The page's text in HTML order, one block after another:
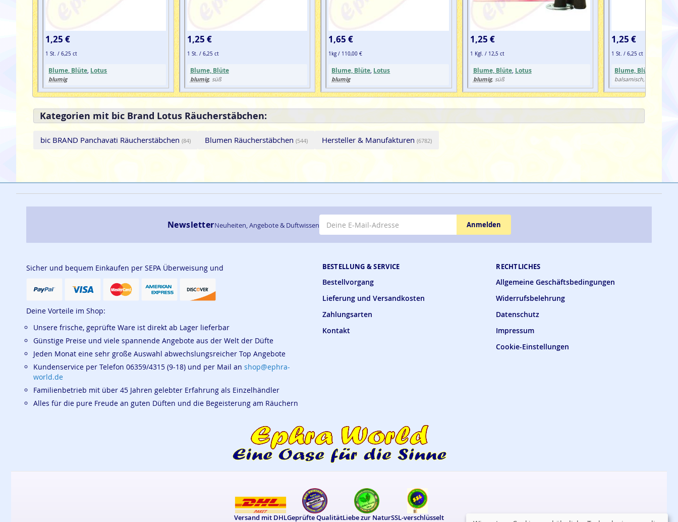
1,25 €
1 St. / 6,25 ct
Blume, Blüte Lotus
blumig
1,25 €
1 St. / 6,25 ct
Blume, Blüte
blumig, süß
1,65 €
1kg / 110,00 €
Blume, Blüte Lotus
blumig
1,25 €
1 Kgl. / 12,5 ct
Blume, Blüte, Lotus
blumig, süß
1,25 €
1 St. / 6,25 ct
Blume, Blüte
balsamisch,
Kategorien mit bic Brand Lotus Räucherstäbchen:
bic BRAND Panchavati Räucherstäbchen (84) Blumen Räucherstäbchen (544) Hersteller & Manufakturen (6782)
BESTELLUNG & SERVICE
Bestellvorgang
Lieferung und Versandkosten
Zahlungsarten
Kontakt
RECHTLICHES
Allgemeine Geschäftsbedingungen
Widerrufsbelehrung
Datenschutz
Impressum
Cookie-Einstellungen
NewsletterNeuheiten, Angebote & Duftwissen Anmelden
Sicher und bequem Einkaufen per SEPA Überweisung und
Deine Vorteile im Shop:
Unsere frische, geprüfte Ware ist direkt ab Lager lieferbar
Günstige Preise und viele spannende Angebote aus der Welt der Düfte
Jeden Monat eine sehr große Auswahl abwechslungsreicher Top Angebote
Kundenservice per Telefon 06359/4315 (9-18) und per Mail an shop@ephra-
world.de
Familienbetrieb mit über 45 Jahren gelebter Erfahrung als Einzelhändler
Alles für die pure Freude an guten Düften und die Begeisterung am Räuchern
Versand mit DHLGeprüfte QualitätLiebe zur NaturSSL-verschlüsselt